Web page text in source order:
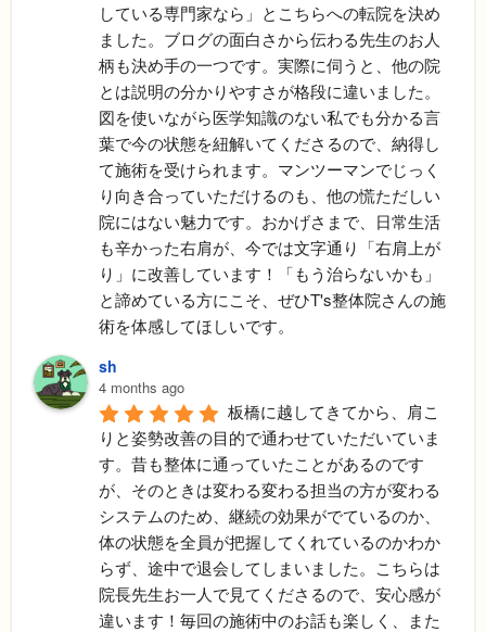
している専門家なら」とこちらへの転院を決め
ました。ブログの面白さから伝わる先生のお人
柄も決め手の一つです。​実際に伺うと、他の院
とは説明の分かりやすさが格段に違いました。
図を使いながら医学知識のない私でも分かる言
葉で今の状態を紐解いてくださるので、納得し
て施術を受けられます。マンツーマンでじっく
り向き合っていただけるのも、他の慌ただしい
院にはない魅力です。​おかげさまで、日常生活
も辛かった右肩が、今では文字通り「右肩上が
り」に改善しています！「もう治らないかも」
と諦めている方にこそ、ぜひT's整体院さんの施
術を体感してほしいです。
sh
4 months ago
板橋に越してきてから、肩こ
りと姿勢改善の目的で通わせていただいていま
す。昔も整体に通っていたことがあるのです
が、そのときは変わる変わる担当の方が変わる
システムのため、継続の効果がでているのか、
体の状態を全員が把握してくれているのかわか
らず、途中で退会してしまいました。こちらは
院長先生お一人で見てくださるので、安心感が
違います！毎回の施術中のお話も楽しく、また